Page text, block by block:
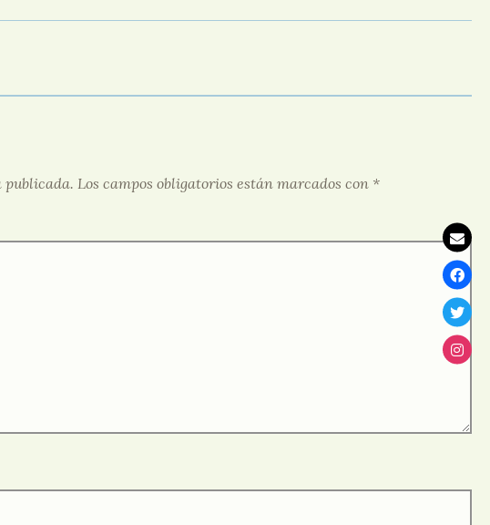
publicada. Los campos obligatorios están marcados con *